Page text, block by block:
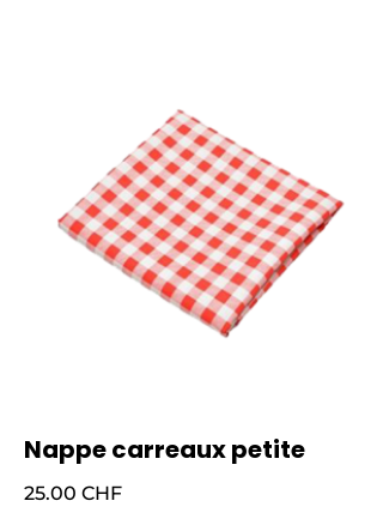
Nappe carreaux petite
25.00 CHF